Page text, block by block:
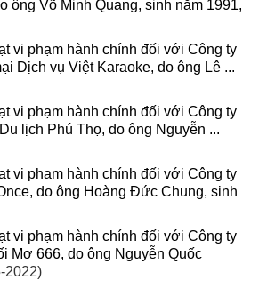
ông Võ Minh Quang, sinh năm 1991,
vi phạm hành chính đối với Công ty
Dịch vụ Việt Karaoke, do ông Lê ...
vi phạm hành chính đối với Công ty
lịch Phú Thọ, do ông Nguyễn ...
vi phạm hành chính đối với Công ty
do ông Hoàng Đức Chung, sinh
vi phạm hành chính đối với Công ty
Mơ 666, do ông Nguyễn Quốc
2022)